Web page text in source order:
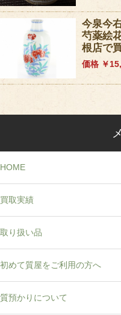
今泉今
芍薬絵
根店で
価格 ￥
HOME
買取実績
取り扱い品
初めて質屋をご利用の方へ
質預かりについて